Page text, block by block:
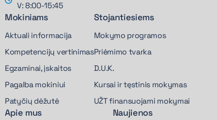
V: 8:00-15:45
Mokiniams
Aktuali informacija
Kompetencijų vertinimas
Egzaminai, įskaitos
Pagalba mokiniui
Patyčių dėžutė
Stojantiesiems
Mokymo programos
Priėmimo tvarka
D.U.K.
Kursai ir tęstinis mokymas
UŽT finansuojami mokymai
Apie mus
Naujienos